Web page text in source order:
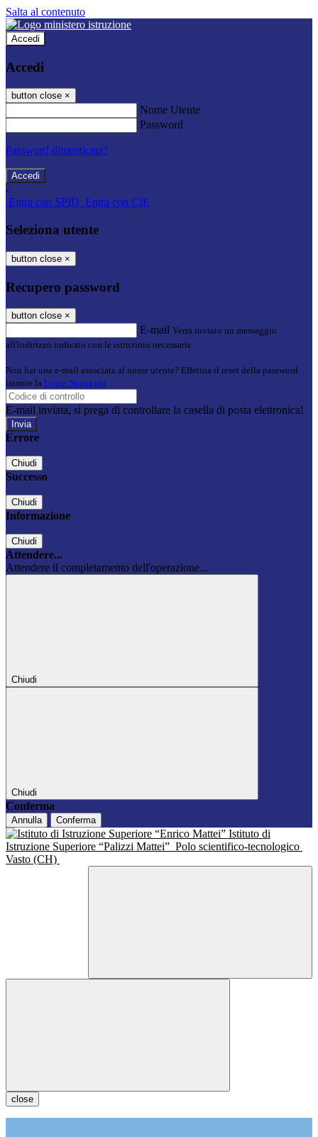
Salta al contenuto
Accedi
Accedi
button close ×
Nome Utente
Password
Password dimenticata?
-
Entra con SPID Entra con CIE
Seleziona utente
button close ×
Recupero password
button close ×
E-mail Verrà inviato un messaggio
all'indirizzo indicato con le istruzioni necessarie.
Non hai una e-mail associata al nome utente? Effettua il reset della password
tramite la Login Spaggiari
E-mail inviata, si prega di controllare la casella di posta elettronica!
Errore
Chiudi
Successo
Chiudi
Informazione
Chiudi
Attendere...
Attendere il completamento dell'operazione...
Chiudi
Chiudi
Conferma
Annulla Conferma
Istituto di
Istruzione Superiore “Palizzi Mattei” Polo scientifico-tecnologico
Vasto (CH)
close